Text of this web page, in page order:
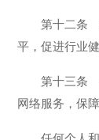
第十二条
平，促进行业健
第十三条
网络服务，保